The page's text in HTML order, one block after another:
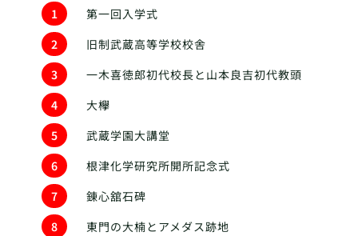
1
第一回入学式
2
旧制武蔵高等学校校舎
3
一木喜徳郎初代校長と山本良吉初代教頭
4
大欅
5
武蔵学園大講堂
6
根津化学研究所開所記念式
7
錬心舘石碑
8
東門の大楠とアメダス跡地